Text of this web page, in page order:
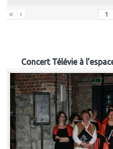
« ‹
Concert Télévie à